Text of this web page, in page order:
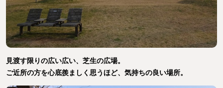
見渡す限りの広い広い、芝生の広場。
ご近所の方を心底羨ましく思うほど、気持ちの良い場所。